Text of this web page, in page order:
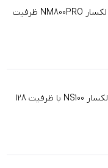
حافظه SSD اینترنال لکسار NM800PRO ظرفیت
اس اس دی اینترنال لکسار NS100 با ظرفیت 128